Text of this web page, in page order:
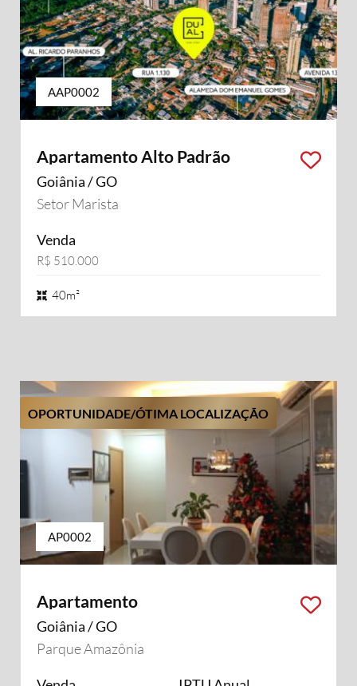
AAP0002
Apartamento Alto Padrão
Goiânia / GO
Setor Marista
Venda
R$ 510.000
40m²
OPORTUNIDADE/ÓTIMA LOCALIZAÇÃO
AP0002
Apartamento
Goiânia / GO
Parque Amazônia